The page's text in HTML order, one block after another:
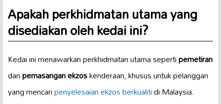
Apakah perkhidmatan utama yang
disediakan oleh kedai ini?
Kedai ini menawarkan perkhidmatan utama sepertipemetiran
danpemasangan ekzoskenderaan, khusus untuk pelanggan
yang mencaripenyelesaian ekzosberkualitidi Malaysia.